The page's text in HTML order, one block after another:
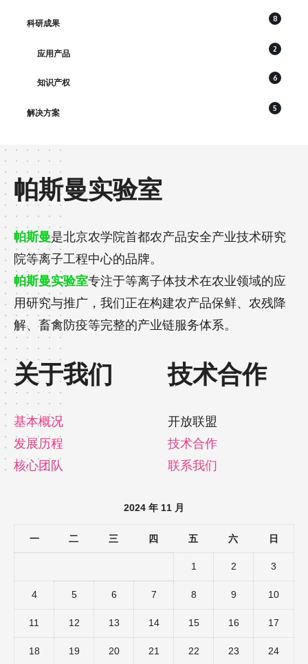
科研成果 8
应用产品 2
知识产权 6
解决方案 5
帕斯曼实验室
帕斯曼是北京农学院首都农产品安全产业技术研究
院等离子工程中心的品牌。
帕斯曼实验室专注于等离子体技术在农业领域的应
用研究与推广，我们正在构建农产品保鲜、农残降
解、畜禽防疫等完整的产业链服务体系。
关于我们
基本概况
发展历程
核心团队
技术合作
开放联盟
技术合作
联系我们
2024 年 11 月
一 二 三 四 五 六 日
1 2 3
4 5 6 7 8 9 10
11 12 13 14 15 16 17
18 19 20 21 22 23 24